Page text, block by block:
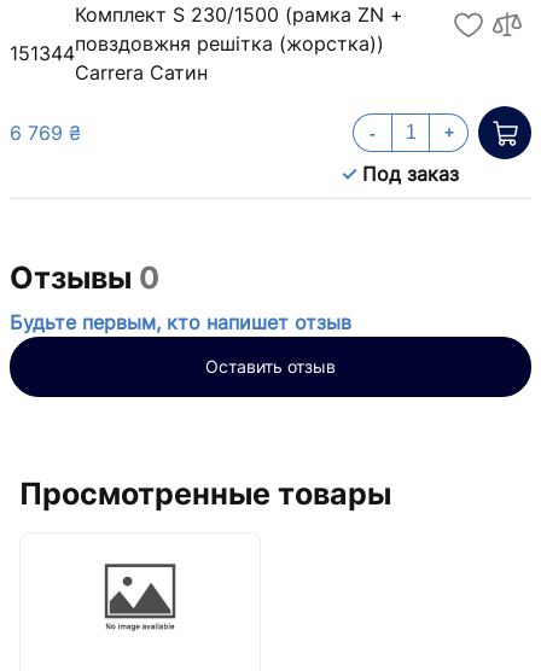
151344
Комплект S 230/1500 (рамка ZN +
повздовжня решітка (жорстка))
Carrera Сатин
6 769 ₴
Под заказ
- +
Отзывы 0
Будьте первым, кто напишет отзыв
Оставить отзыв
Просмотренные товары